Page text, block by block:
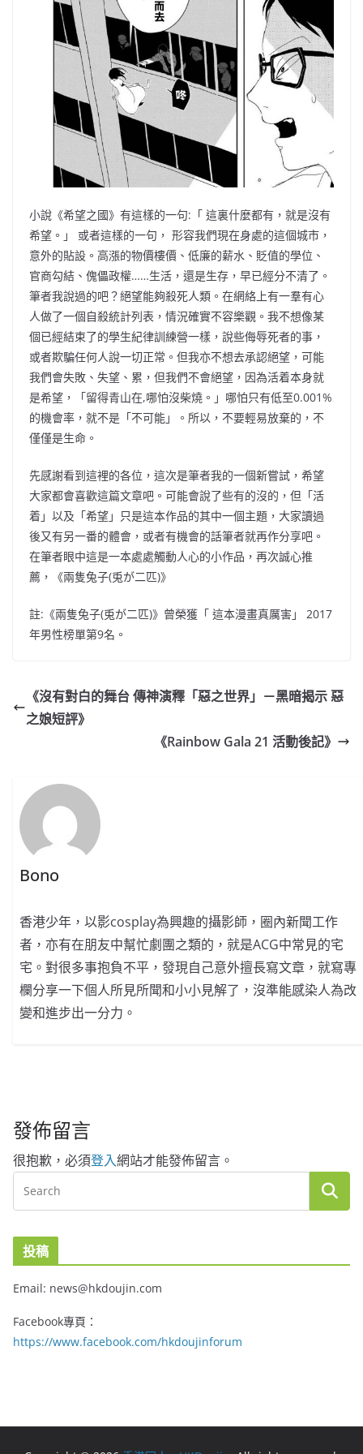
小說《希望之國》有這樣的一句:「 這裏什麼都有，就是沒有
希望。」 或者這樣的一句， 形容我們現在身處的這個城市，
意外的貼設。高漲的物價樓價、低廉的薪水、貶值的學位、
官商勾結、傀儡政權……生活，還是生存，早已經分不清了。
筆者我說過的吧？絕望能夠殺死人類。在網絡上有一羣有心
人做了一個自殺統計列表，情況確實不容樂觀。我不想像某
個已經結束了的學生紀律訓練營一樣，說些侮辱死者的事，
或者欺騙任何人說一切正常。但我亦不想去承認絕望，可能
我們會失敗、失望、累，但我們不會絕望，因為活着本身就
是希望，「留得青山在,哪怕沒柴燒。」哪怕只有低至0.001%
的機會率，就不是「不可能」。所以，不要輕易放棄的，不
僅僅是生命。
先感謝看到這裡的各位，這次是筆者我的一個新嘗試，希望
大家都會喜歡這篇文章吧。可能會說了些有的沒的，但「活
着」以及「希望」只是這本作品的其中一個主題，大家讀過
後又有另一番的體會，或者有機會的話筆者就再作分享吧。
在筆者眼中這是一本處處觸動人心的小作品，再次誠心推
薦，
《兩隻兔子(兎が二匹)》
註: 《兩隻兔子(兎が二匹)》曾榮獲「 這本漫畫真厲害」 2017
年男性榜單第9名。
《沒有對白的舞台 傳神演釋「惡之世界」－黑暗揭示 惡
之娘短評》
《Rainbow Gala 21 活動後記》
Bono
香港少年，以影cosplay為興趣的攝影師，圈內新聞工作
者，亦有在朋友中幫忙劇團之類的，就是ACG中常見的宅
宅。對很多事抱負不平，發現自己意外擅長寫文章，就寫專
欄分享一下個人所見所聞和小小見解了，沒準能感染人為改
變和進步出一分力。
發佈留言
很抱歉，必須登入網站才能發佈留言。
投稿
Email: news@hkdoujin.com
Facebook專頁：
https://www.facebook.com/hkdoujinforum